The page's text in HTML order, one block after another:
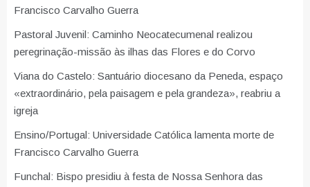
Francisco Carvalho Guerra
Pastoral Juvenil: Caminho Neocatecumenal realizou
peregrinação-missão às ilhas das Flores e do Corvo
Viana do Castelo: Santuário diocesano da Peneda, espaço
«extraordinário, pela paisagem e pela grandeza», reabriu a
igreja
Ensino/Portugal: Universidade Católica lamenta morte de
Francisco Carvalho Guerra
Funchal: Bispo presidiu à festa de Nossa Senhora das